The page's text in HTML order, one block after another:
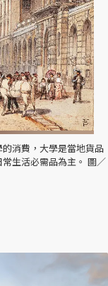
消費，大學是當地貨品
生活必需品為主。 圖／